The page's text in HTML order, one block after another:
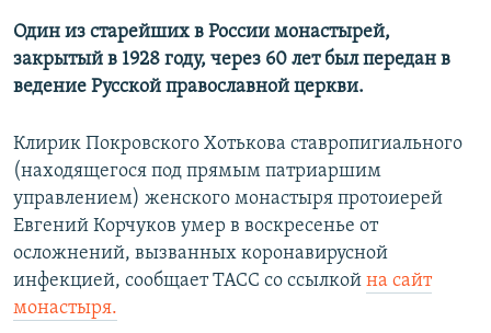
Все сайты РСЕ/РС
Один из старейших в России монастырей,
закрытый в 1928 году, через 60 лет был передан в
ведение Русской православной церкви.
Клирик Покровского Хотькова ставропигиального
(находящегося под прямым патриаршим
управлением) женского монастыря протоиерей
Евгений Корчуков умер в воскресенье от
осложнений, вызванных коронавирусной
инфекцией, сообщает ТАСС со ссылкой на сайт
монастыря.